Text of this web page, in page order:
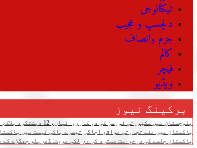
ٹیکنالوجی
دلچسپ و عجیب
جرم وانصاف
کالم
فیچر
ویڈیو
برکینگ نیوز
بلوچستان میں سکیورٹی فورسز کی دو کارروائیاں، 12 دہشتگرد ہلاک، ٹھکانہ بھی تباہ
پاکستان میں نئے تجارتی مواقع اجاگر
تیسرے ہاکی ٹیسٹ میں پاکستان نے جنوبی کوریا کو
پاکستان جلسے کی درخواست مسترد کر دی لکی مروت: گھریلو جھگڑے کے دوران دستی بم